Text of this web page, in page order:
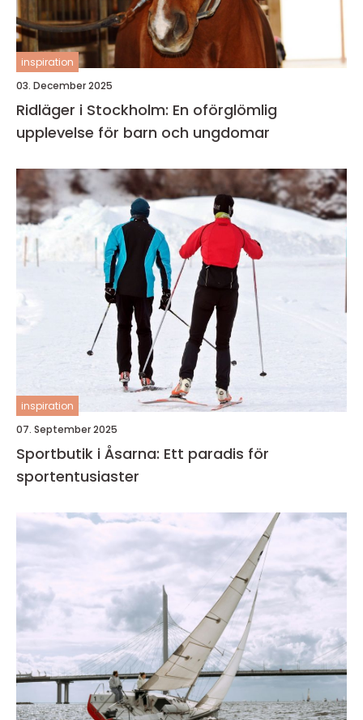
inspiration
03. December 2025
Ridläger i Stockholm: En oförglömlig
upplevelse för barn och ungdomar
inspiration
07. September 2025
Sportbutik i Åsarna: Ett paradis för
sportentusiaster